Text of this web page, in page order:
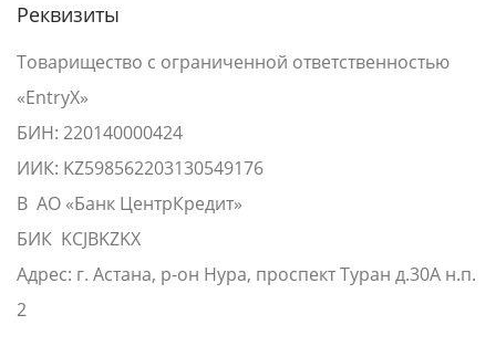
Реквизиты
Товарищество с ограниченной ответственностью
«EntryX»
БИН: 220140000424
ИИК: KZ598562203130549176
В АО «Банк ЦентрКредит»
БИК KCJBKZKX
Адрес: г. Астана, р-он Нура, проспект Туран д.30А н.п.
2